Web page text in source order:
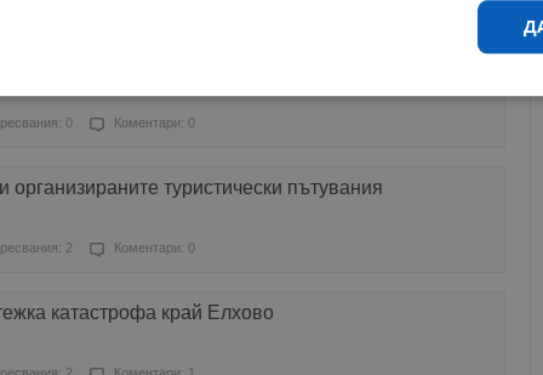
0 Коментари: 0
туристически пътувания
2 Коментари: 0
катастрофа край Елхово
Ефективност Таргетиране Функционалност